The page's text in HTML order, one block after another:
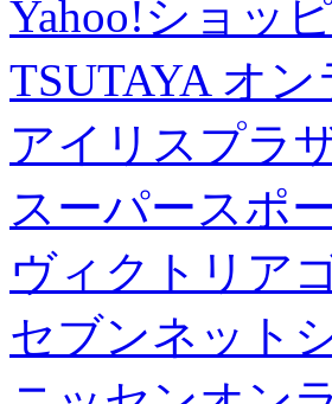
Yahoo!ショッ
TSUTAYA オ
アイリスプラ
スーパースポ
ヴィクトリア
セブンネット